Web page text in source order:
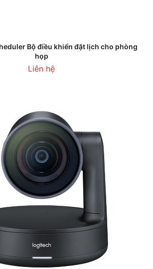
Bộ điều khiển đặt lịch cho phòng
họp
Liên hệ